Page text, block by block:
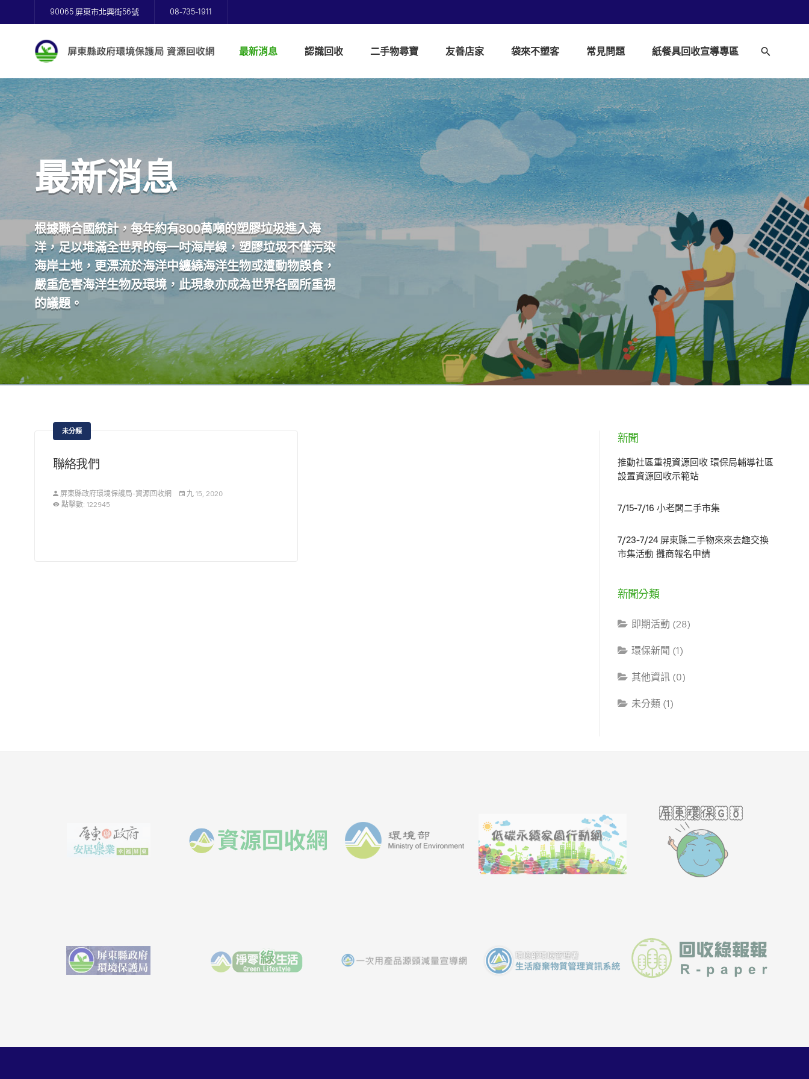
90065 屏東市北興街56號 08-735-1911
最新消息 認識回收 二手物尋寶 友善店家 袋來不塑客 常見問題 紙餐具回收宣導專區
最新消息
根據聯合國統計，每年約有800萬噸的塑膠垃圾進入海
洋，足以堆滿全世界的每一吋海岸線，塑膠垃圾不僅污染
海岸土地，更漂流於海洋中纏繞海洋生物或遭動物誤食，
嚴重危害海洋生物及環境，此現象亦成為世界各國所重視
的議題。
未分類
聯絡我們
屏東縣政府環境保護局-資源回收網
九 15, 2020
點擊數: 122945
新聞
推動社區重視資源回收 環保局輔導社區
設置資源回收示範站
7/15-7/16 小老闆二手市集
7/23-7/24 屏東縣二手物來來去趣交換
市集活動 攤商報名申請
新聞分類
即期活動 (28)
環保新聞 (1)
其他資訊 (0)
未分類 (1)